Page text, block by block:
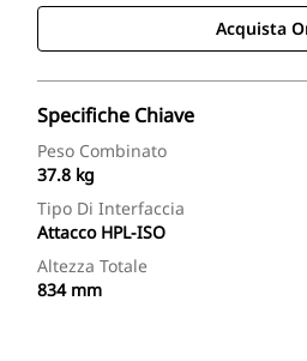
Acquista
Specifiche Chiave
Peso Combinato
37.8 kg
Tipo Di Interfaccia
Attacco HPL-ISO
Altezza Totale
834 mm